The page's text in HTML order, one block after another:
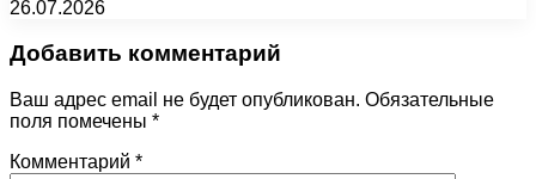
26.07.2026
Добавить комментарий
Ваш адрес email не будет опубликован. Обязательные
поля помечены *
Комментарий *